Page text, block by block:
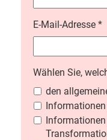
E-Mail-Adresse *
Wählen Sie,
den